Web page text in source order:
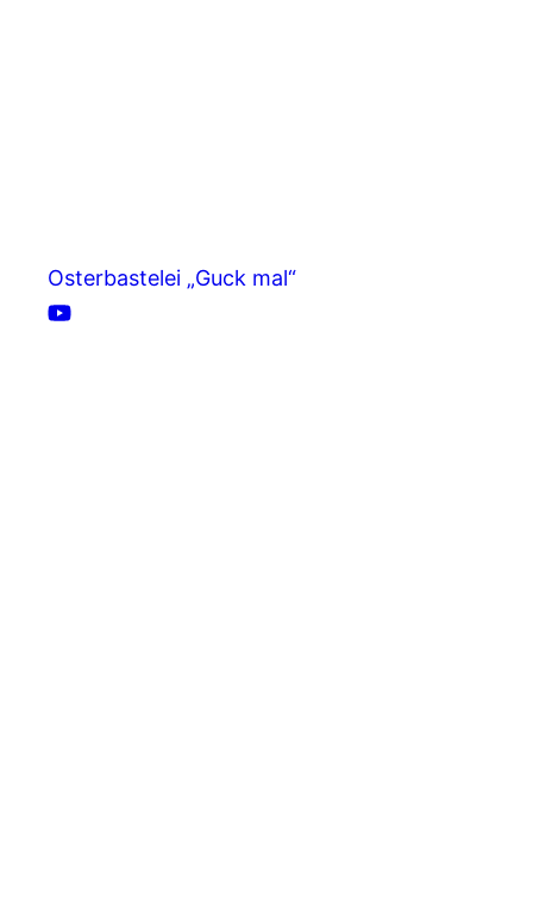
Osterbastelei „Guck mal“